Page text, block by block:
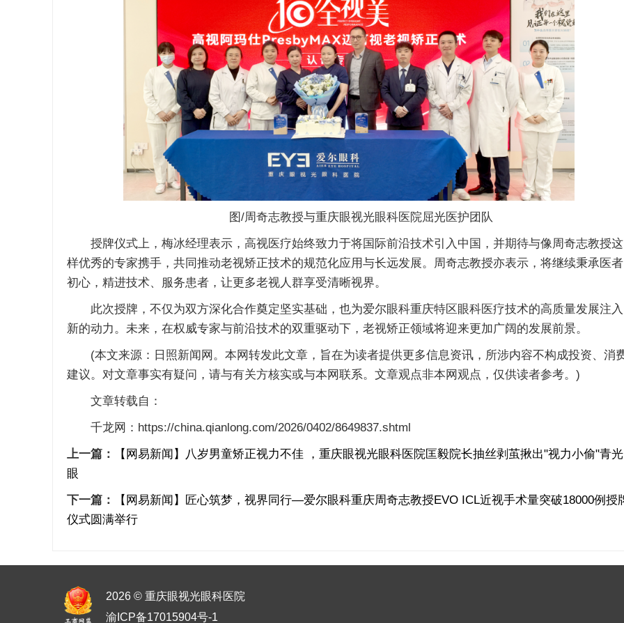
图/周奇志教授与重庆眼视光眼科医院屈光医护团队
授牌仪式上，梅冰经理表示，高视医疗始终致力于将国际前沿技术引入中国，并期待与像周奇志教授这
样优秀的专家携手，共同推动老视矫正技术的规范化应用与长远发展。周奇志教授亦表示，将继续秉承医者
初心，精进技术、服务患者，让更多老视人群享受清晰视界。
此次授牌，不仅为双方深化合作奠定坚实基础，也为爱尔眼科重庆特区眼科医疗技术的高质量发展注入
新的动力。未来，在权威专家与前沿技术的双重驱动下，老视矫正领域将迎来更加广阔的发展前景。
(本文来源：日照新闻网。本网转发此文章，旨在为读者提供更多信息资讯，所涉内容不构成投资、消
建议。对文章事实有疑问，请与有关方核实或与本网联系。文章观点非本网观点，仅供读者参考。)
文章转载自：
千龙网：https://china.qianlong.com/2026/0402/8649837.shtml
上一篇：
【网易新闻】八岁男童矫正视力不佳 ，重庆眼视光眼科医院匡毅院长抽丝剥茧揪出"视力小偷"青光
眼
下一篇：
【网易新闻】匠心筑梦，视界同行—爱尔眼科重庆周奇志教授EVO ICL近视手术量突破18000例授
仪式圆满举行
2026 © 重庆眼视光眼科医院
渝ICP备17015904号-1